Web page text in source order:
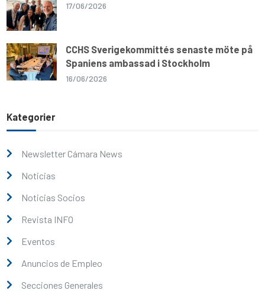
17/06/2026
CCHS Sverigekommittés senaste möte på
Spaniens ambassad i Stockholm
16/06/2026
Kategorier
Newsletter Cámara News
Noticias
Noticias Socios
Revista INFO
Eventos
Anuncios de Empleo
Secciones Generales